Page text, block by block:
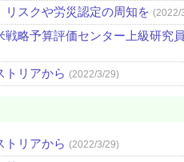
スクや労災認定の周知を (2022/
略予算評価センター上級研究
リアから (2022/3/29)
リアから (2022/3/29)